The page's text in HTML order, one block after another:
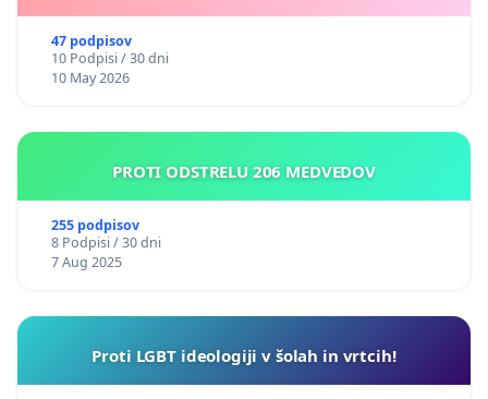
47 podpisov
10 Podpisi / 30 dni
10 May 2026
PROTI ODSTRELU 206 MEDVEDOV
255 podpisov
8 Podpisi / 30 dni
7 Aug 2025
Proti LGBT ideologiji v šolah in vrtcih!